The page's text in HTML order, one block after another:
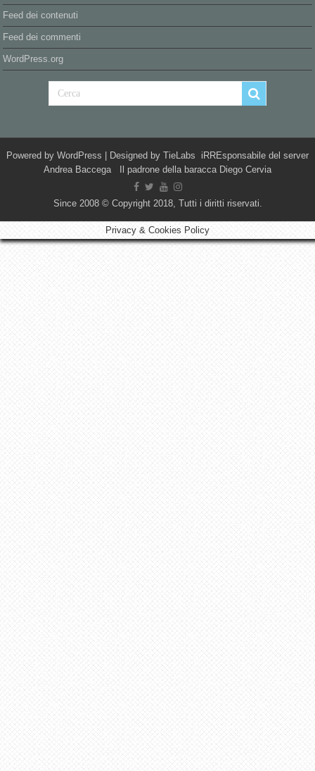
Feed dei contenuti
Feed dei commenti
WordPress.org
Powered by WordPress | Designed by TieLabs iRREsponsabile del server
Andrea Baccega Il padrone della baracca Diego Cervia
Since 2008 © Copyright 2018, Tutti i diritti riservati.
Privacy & Cookies Policy